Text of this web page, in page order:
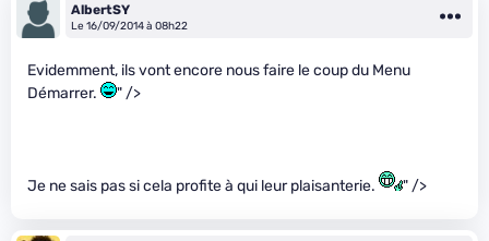
AlbertSY
Le 16/09/2014 à 08h22
Evidemment, ils vont encore nous faire le coup du Menu
Démarrer.
" />
Je ne sais pas si cela profite à qui leur plaisanterie. " />